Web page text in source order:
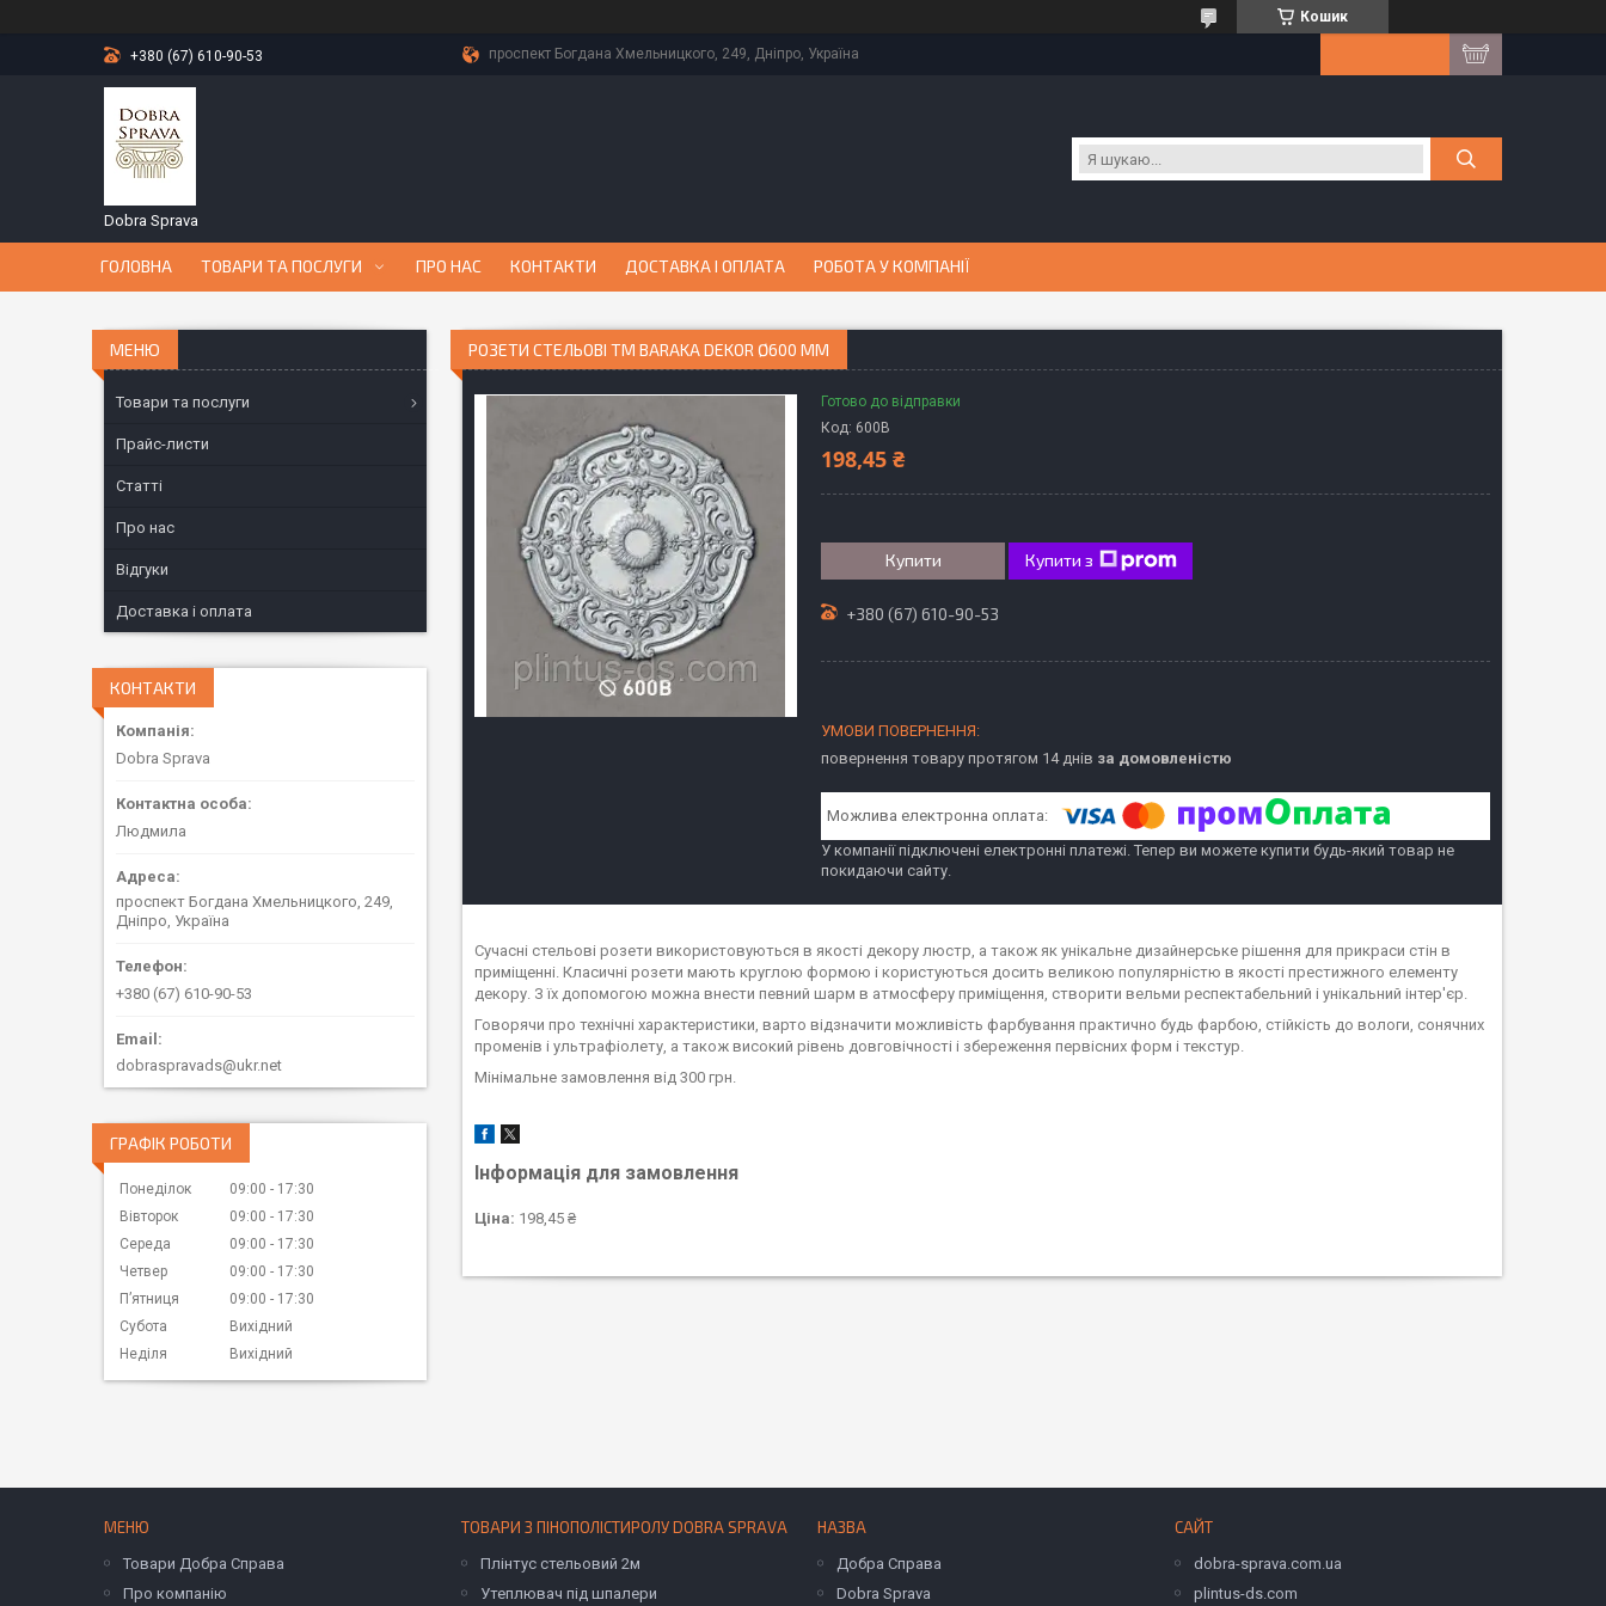
Кошик
+380 (67) 610-90-53 проспект Богдана Хмельницкого, 249, Дніпро, Україна
Dobra Sprava
ГОЛОВНА ТОВАРИ ТА ПОСЛУГИ ПРО НАС КОНТАКТИ ДОСТАВКА І ОПЛАТА РОБОТА У КОМПАНІЇ
РОЗЕТИ СТЕЛЬОВІ TM BARAKA DEKOR Ø600 ММ
Готово до відправки
Код: 600В
198,45 ₴
Купити Купити з
+380 (67) 610-90-53
повернення товару протягом 14 днів за домовленістю
У компанії підключені електронні платежі. Тепер ви можете купити будь-який товар не
покидаючи сайту.
Сучасні стельові розети використовуються в якості декору люстр, а також як унікальне дизайнерське рішення для прикраси стін в
приміщенні. Класичні розети мають круглою формою і користуються досить великою популярністю в якості престижного елементу
декору. З їх допомогою можна внести певний шарм в атмосферу приміщення, створити вельми респектабельний і унікальний інтер'єр.
Говорячи про технічні характеристики, варто відзначити можливість фарбування практично будь фарбою, стійкість до вологи, сонячних
променів і ультрафіолету, а також високий рівень довговічності і збереження первісних форм і текстур.
Мінімальне замовлення від 300 грн.
Інформація для замовлення
Ціна: 198,45 ₴
Товари та послуги
Прайс-листи
Статті
Про нас
Відгуки
Доставка і оплата
КОНТАКТИ
Dobra Sprava
Людмила
проспект Богдана Хмельницкого, 249,
Дніпро, Україна
+380 (67) 610-90-53
dobraspravads@ukr.net
ГРАФІК РОБОТИ
Понеділок 09:00
17:30
Вівторок
09:00
17:30
Середа
09:00
17:30
Четвер
09:00
17:30
Пʼятниця
09:00
17:30
Субота
Вихідний
Неділя
Вихідний
МЕНЮ
Товари Добра Справа
Про компанію
ТОВАРИ З ПІНОПОЛІСТИРОЛУ DOBRA SPRAVA
Плінтус стельовий 2м
Утеплювач під шпалери
НАЗВА
Добра Справа
Dobra Sprava
САЙТ
dobra-sprava.com.ua
plintus-ds.com